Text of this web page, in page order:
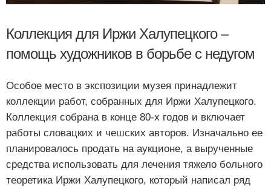
Коллекция для Иржи Халупецкого –
помощь художников в борьбе с недугом
Особое место в экспозиции музея принадлежит
коллекции работ, собранных для Иржи Халупецкого.
Коллекция собрана в конце 80-х годов и включает
работы словацких и чешских авторов. Изначально ее
планировалось продать на аукционе, а вырученные
средства использовать для лечения тяжело больного
теоретика Иржи Халупецкого, который написал ряд